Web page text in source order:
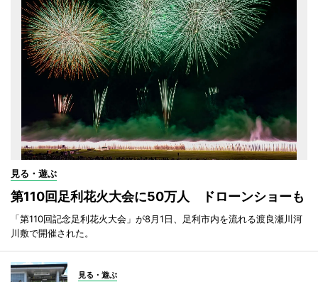
見る・遊ぶ
第110回足利花火大会に50万人 ドローンショーも
「第110回記念足利花火大会」が8月1日、足利市内を流れる渡良瀬川河
川敷で開催された。
見る・遊ぶ